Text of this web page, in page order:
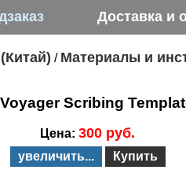
Доставка и
/ Материалы и
Scribing
Цена: 300 руб.
увеличить...
Купить